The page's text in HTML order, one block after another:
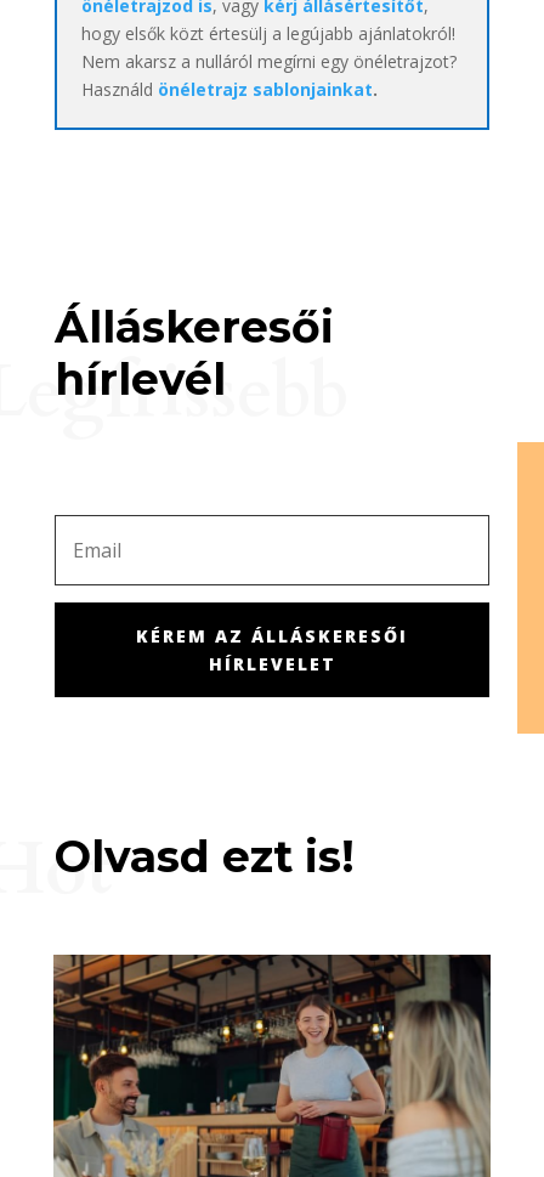
önéletrajzod is, vagy kérj állásértesítőt,
hogy elsők közt értesülj a legújabb ajánlatokról!
Nem akarsz a nulláról megírni egy önéletrajzot?
Használd önéletrajz sablonjainkat.
Álláskeresői
hírlevél
KÉREM AZ ÁLLÁSKERESŐI
HÍRLEVELET
Olvasd ezt is!